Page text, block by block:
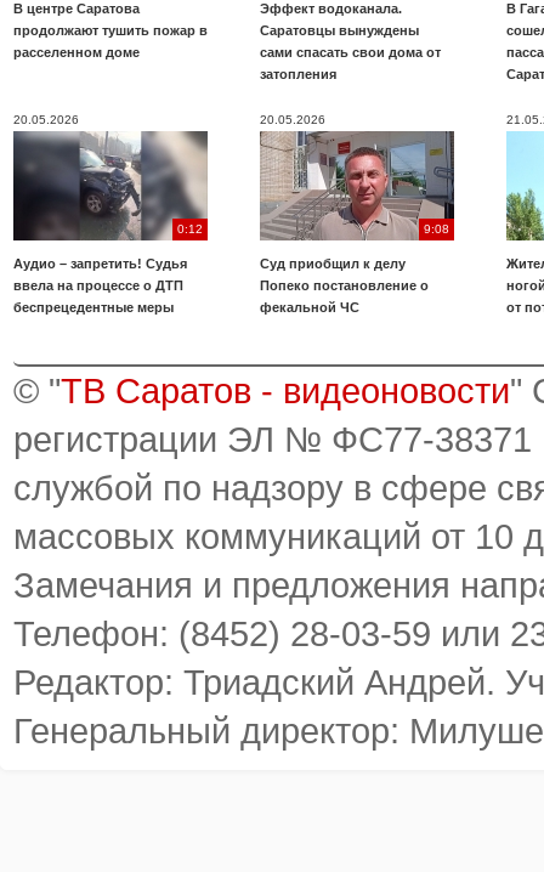
В центре Саратова
продолжают тушить пожар в
расселенном доме
Эффект водоканала.
Саратовцы вынуждены
сами спасать свои дома от
затопления
В
20.05.2026
0:12
Аудио – запретить! Судья
ввела на процессе о ДТП
беспрецедентные меры
20.05.2026
9:08
Суд приобщил к делу
Попеко постановление о
фекальной ЧС
от
© "ТВ Саратов - видеоновости"
регистрации ЭЛ № ФС77-38371
службой по надзору в сфере
массовых коммуникаций от 10
Замечания и предложения
Телефон: (8452) 28-03-59 или
Редактор: Триадский Андрей.
Генеральный директор: